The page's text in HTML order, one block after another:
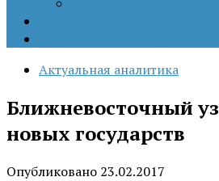
Актуальная аналитика
Ближневосточный
новых государств
Опубликовано 23.02.2017